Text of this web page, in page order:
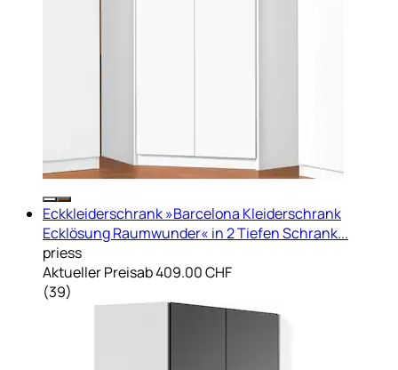
Eckkleiderschrank »Barcelona Kleiderschrank
Ecklösung Raumwunder« in 2 Tiefen Schrank...
priess
Aktueller Preisab409.00 CHF
(39)